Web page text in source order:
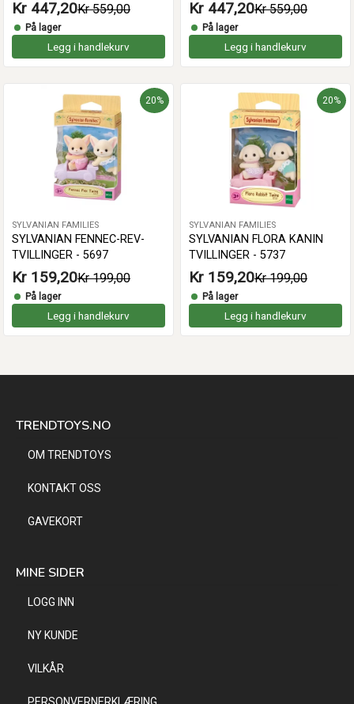
Kr 447,20Kr 559,00
På lager
Legg i handlekurv
Kr 447,20Kr 559,00
På lager
Legg i handlekurv
20%
SYLVANIAN FAMILIES
SYLVANIAN FENNEC-REV-
TVILLINGER - 5697
Kr 159,20Kr 199,00
På lager
Legg i handlekurv
20%
SYLVANIAN FAMILIES
SYLVANIAN FLORA KANIN
TVILLINGER - 5737
Kr 159,20Kr 199,00
På lager
Legg i handlekurv
TRENDTOYS.NO
OM TRENDTOYS
KONTAKT OSS
GAVEKORT
MINE SIDER
LOGG INN
NY KUNDE
VILKÅR